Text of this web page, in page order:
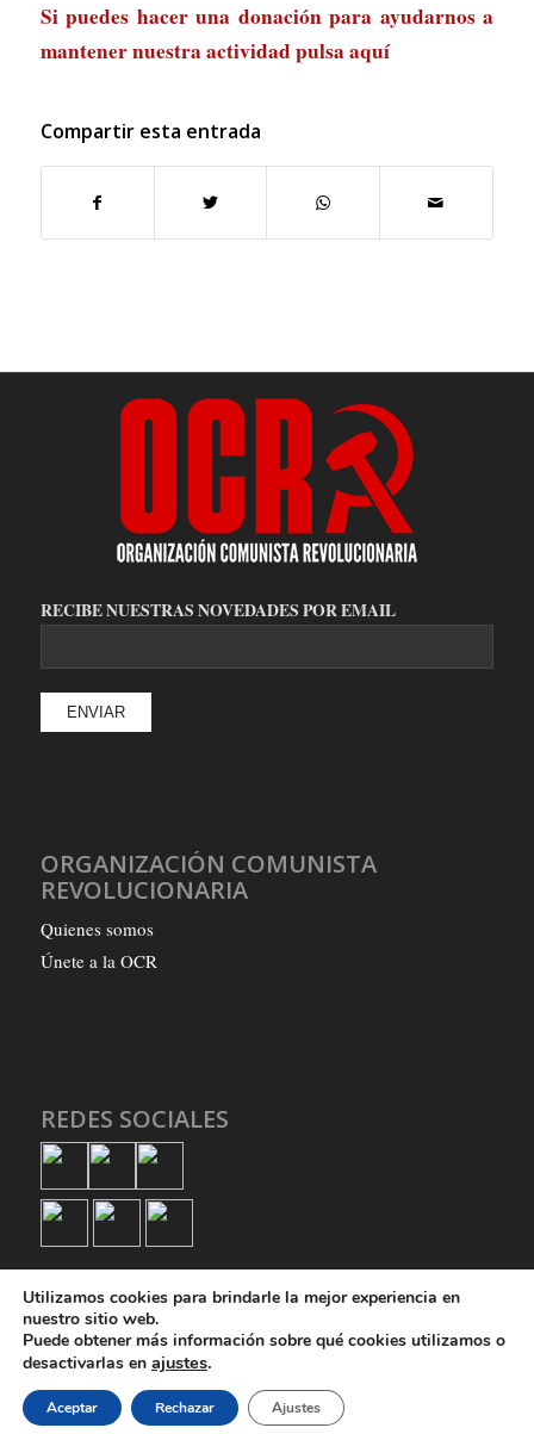
Si puedes hacer una donación para ayudarnos a
mantener nuestra actividad pulsa aquí
Compartir esta entrada
RECIBE NUESTRAS NOVEDADES POR EMAIL
ORGANIZACIÓN COMUNISTA
REVOLUCIONARIA
Quienes somos
Únete a la OCR
REDES SOCIALES
Quienes somos
Únete a la OCR Política de privacidad
Política de cookies
Utilizamos cookies para brindarle la mejor experiencia en
nuestro sitio web.
Puede obtener más información sobre qué cookies utilizamos o
desactivarlas en ajustes.
Aceptar Rechazar Ajustes